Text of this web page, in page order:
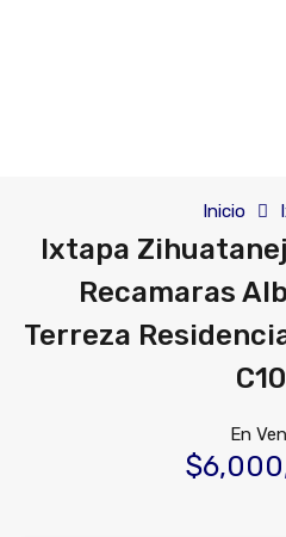
Inicio
Ixtapa
Recamaras
Terreza
En